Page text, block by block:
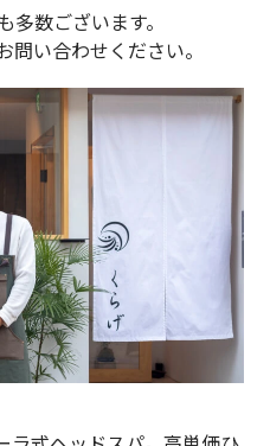
数ございます。
問い合わせください。